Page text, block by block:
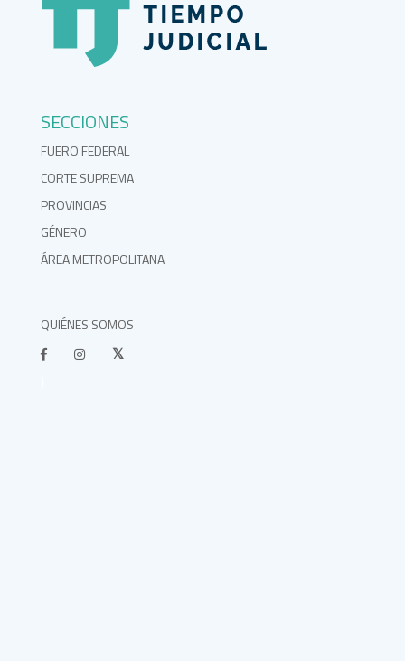
SECCIONES
FUERO FEDERAL
CORTE SUPREMA
PROVINCIAS
GÉNERO
ÁREA METROPOLITANA
QUIÉNES SOMOS